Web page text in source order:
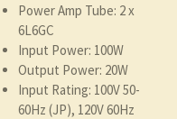
Power Amp Tube: 2 x
6L6GC
Input Power: 100W
Output Power: 20W
Input Rating: 100V 50-
60Hz (JP), 120V 60Hz